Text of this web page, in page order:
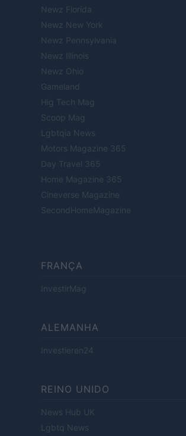
Newz Florida
Newz New York
Newz Pennsylvania
Newz Illinois
Newz Ohio
Gameland
Hig Tech Mag
Scoop Mag
Lgbtqia News
Motors Magazine 365
Day Travel 365
Home Magazine 365
Cineverse Magazine
SecondHomeMagazine
FRANÇA
InvestirMag
ALEMANHA
Investieren24
REINO UNIDO
News Hub UK
Lgbtq News